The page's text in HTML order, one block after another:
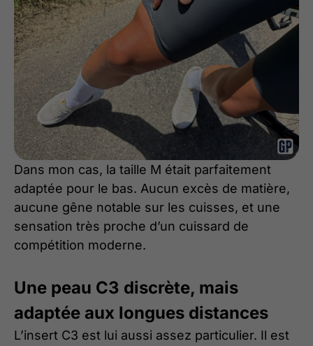
Dans mon cas, la taille M était parfaitement
adaptée pour le bas. Aucun excès de matière,
aucune gêne notable sur les cuisses, et une
sensation très proche d’un cuissard de
compétition moderne.
Une peau C3 discrète, mais
adaptée aux longues distances
L’insert C3 est lui aussi assez particulier. Il est